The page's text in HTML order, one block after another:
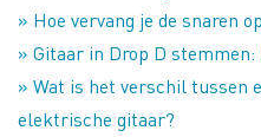
» Hoe vervang je de snaren
» Gitaar in Drop D stemmen:
» Wat is het verschil tussen
elektrische gitaar?